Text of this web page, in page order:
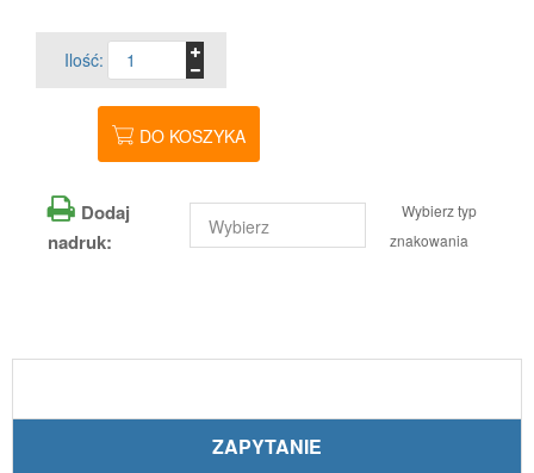
Ilość:
DO KOSZYKA
Dodaj
nadruk:
Wybierz typ
znakowania
ZAPYTANIE